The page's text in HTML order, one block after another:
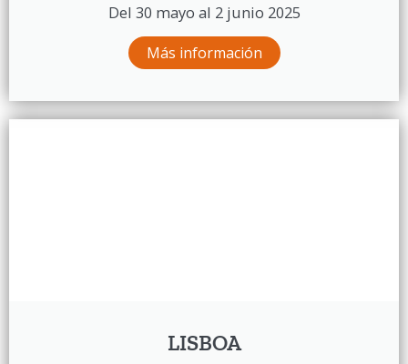
Del 30 mayo al 2 junio 2025
Más información
LISBOA